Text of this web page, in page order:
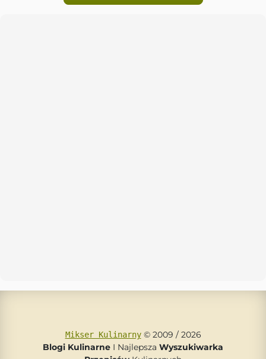
Mikser Kulinarny© 2009 / 2026
Blogi Kulinarne I Najlepsza Wyszukiwarka